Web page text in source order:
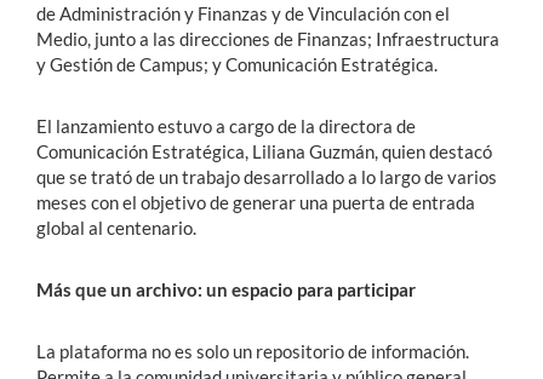
de Administración y Finanzas y de Vinculación con el
Medio, junto a las direcciones de Finanzas; Infraestructura
y Gestión de Campus; y Comunicación Estratégica.
El lanzamiento estuvo a cargo de la directora de
Comunicación Estratégica, Liliana Guzmán, quien destacó
que se trató de un trabajo desarrollado a lo largo de varios
meses con el objetivo de generar una puerta de entrada
global al centenario.
Más que un archivo: un espacio para participar
La plataforma no es solo un repositorio de información.